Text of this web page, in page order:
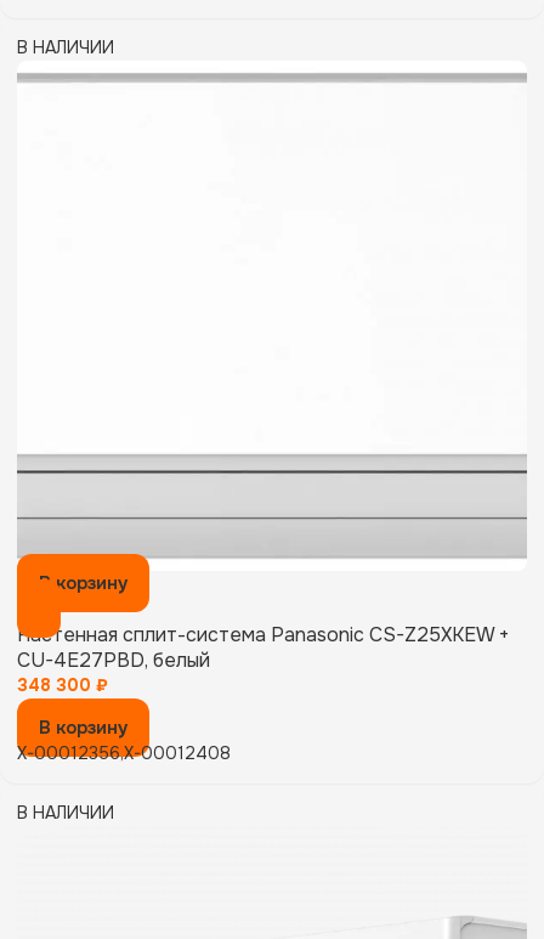
В НАЛИЧИИ
В корзину
Настенная сплит-система Panasonic CS-Z25XKEW +
CU-4E27PBD, белый
348 300 ₽
В корзину
X-00012356,X-00012408
В НАЛИЧИИ